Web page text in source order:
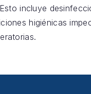
incluye
higiénicas